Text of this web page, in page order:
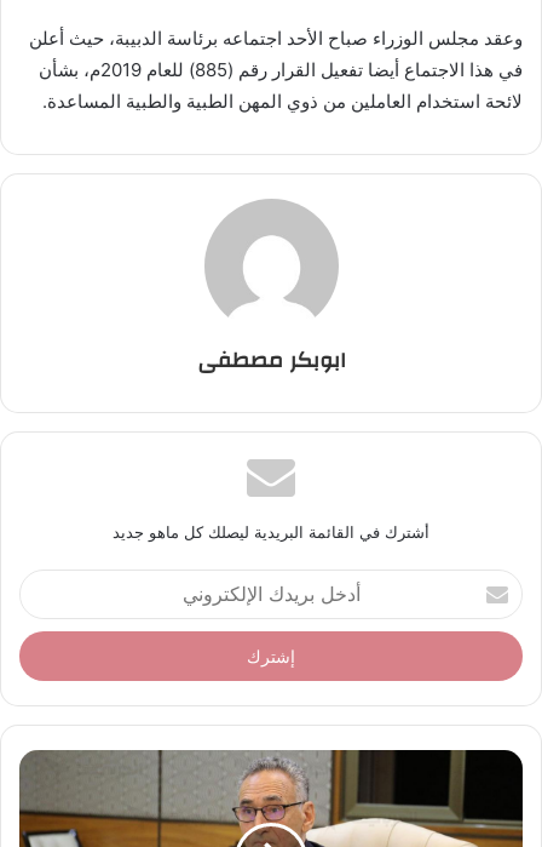
وعقد مجلس الوزراء صباح الأحد اجتماعه برئاسة الدبيبة، حيث أعلن
في هذا الاجتماع أيضا تفعيل القرار رقم (885) للعام 2019م، بشأن
لائحة استخدام العاملين من ذوي المهن الطبية والطبية المساعدة.
ابوبكر مصطفى
أشترك في القائمة البريدية ليصلك كل ماهو جديد
أ
د
خ
ل
ر
د
ل